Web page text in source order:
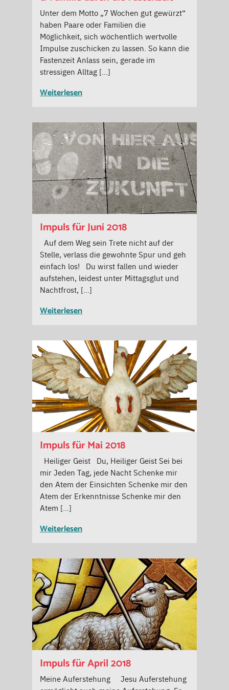
Unter dem Motto „7 Wochen gut gewürzt“
haben Paare oder Familien die
Möglichkeit, sich wöchentlich wertvolle
Impulse zuschicken zu lassen. So kann die
Fastenzeit Anlass sein, gerade im
stressigen Alltag […]
Weiterlesen
Impuls für Juni 2018
Auf dem Weg sein Trete nicht auf der
Stelle, verlass die gewohnte Spur und geh
einfach los! Du wirst fallen und wieder
aufstehen, leidest unter Mittagsglut und
Nachtfrost, […]
Weiterlesen
Impuls für Mai 2018
Heiliger Geist Du, Heiliger Geist Sei bei
mir Jeden Tag, jede Nacht Schenke mir
den Atem der Einsichten Schenke mir den
Atem der Erkenntnisse Schenke mir den
Atem […]
Weiterlesen
Impuls für April 2018
Meine Auferstehung Jesu Auferstehung